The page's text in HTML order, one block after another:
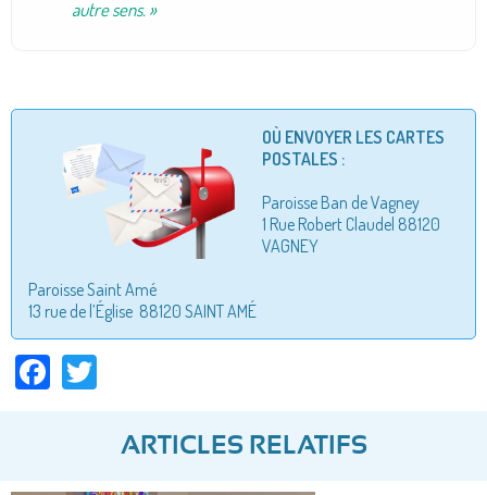
autre sens. »
OÙ ENVOYER LES CARTES
POSTALES :
Paroisse Ban de Vagney
1 Rue Robert Claudel 88120
VAGNEY
Paroisse Saint Amé
13 rue de l’Église 88120 SAINT AMÉ
Facebook
ARTICLES RELATIFS